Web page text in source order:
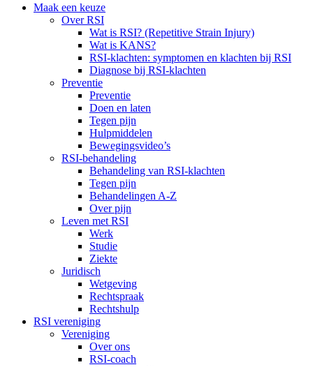
Maak een keuze
Over RSI
Wat is RSI? (Repetitive Strain Injury)
Wat is KANS?
RSI-klachten: symptomen en klachten bij RSI
Diagnose bij RSI-klachten
Preventie
Preventie
Doen en laten
Tegen pijn
Hulpmiddelen
Bewegingsvideo’s
RSI-behandeling
Behandeling van RSI-klachten
Tegen pijn
Behandelingen A-Z
Over pijn
Leven met RSI
Werk
Studie
Ziekte
Juridisch
Wetgeving
Rechtspraak
Rechtshulp
RSI vereniging
Vereniging
Over ons
RSI-coach